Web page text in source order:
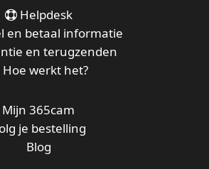
Helpdesk
en betaal informatie
en terugzenden
Hoe werkt het?
Mijn 365cam
je bestelling
Blog